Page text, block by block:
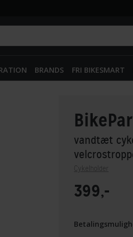
BRANDS FRI BIKESMART
vandtæt
Cykelholder
399,-